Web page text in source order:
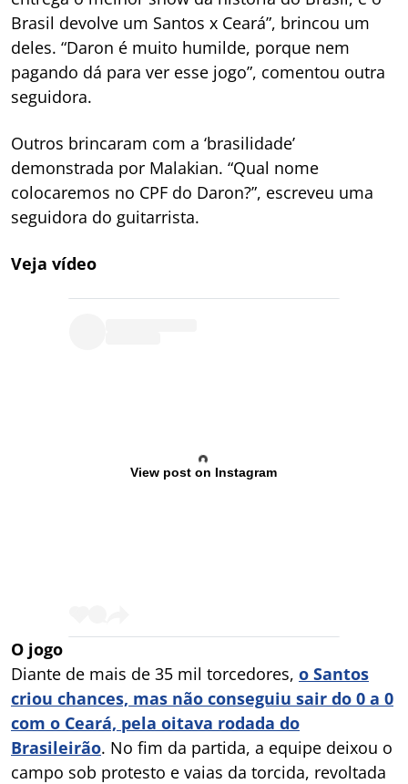
Brasil devolve um Santos x Ceará”, brincou um
deles. “Daron é muito humilde, porque nem
pagando dá para ver esse jogo”, comentou outra
seguidora.
Outros brincaram com a ‘brasilidade’
demonstrada por Malakian. “Qual nome
colocaremos no CPF do Daron?”, escreveu uma
seguidora do guitarrista.
Veja vídeo
View post on Instagram
O jogo
Diante de mais de 35 mil torcedores, o Santos
criou chances, mas não conseguiu sair do 0 a 0
com o Ceará, pela oitava rodada do
Brasileirão. No fim da partida, a equipe deixou o
campo sob protesto e vaias da torcida, revoltada